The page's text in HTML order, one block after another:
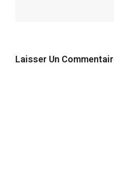
Laisser Un